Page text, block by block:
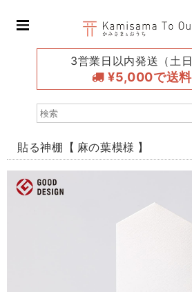
3営業日以内発送（土日
¥5,000で送
貼る神棚【 麻の葉模様 】